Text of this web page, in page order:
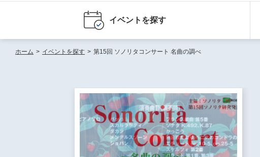
イベントを探す
ホーム > イベントを探す > 第15回 ソノリタコンサート 名曲の調べ